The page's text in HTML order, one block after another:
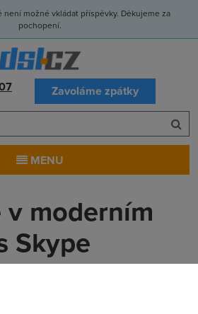
možné vkládat příspěvky. Děkujeme za
pochopení.
Zavoláme zpátky
MENU
moderním
Skype